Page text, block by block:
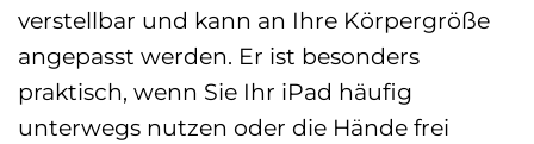
verstellbar und kann an Ihre Körpergröße
angepasst werden. Er ist besonders
praktisch, wenn Sie Ihr iPad häufig
unterwegs nutzen oder die Hände frei